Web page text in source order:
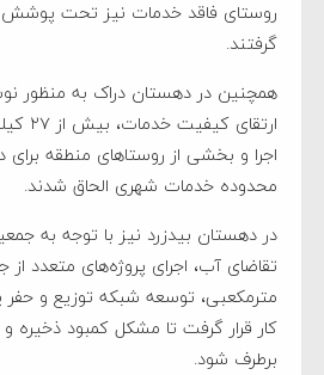
روستای فاقد خدمات نیز تحت پوشش
گرفتند.
همچنین در دهستان دراک به منظور
اجرا و بخشی از روستاهای منطقه
محدوده خدمات شهری الحاق شدند.
در دهستان بیدزرد نیز با توجه به
مترمکعبی، توسعه شبکه توزیع و
کار قرار گرفت تا مشکل کمبود
برطرف شود.